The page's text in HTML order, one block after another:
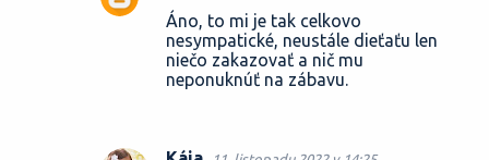
Áno, to mi je tak celkovo
nesympatické, neustále dieťaťu len
niečo zakazovať a nič mu
neponuknúť na zábavu.